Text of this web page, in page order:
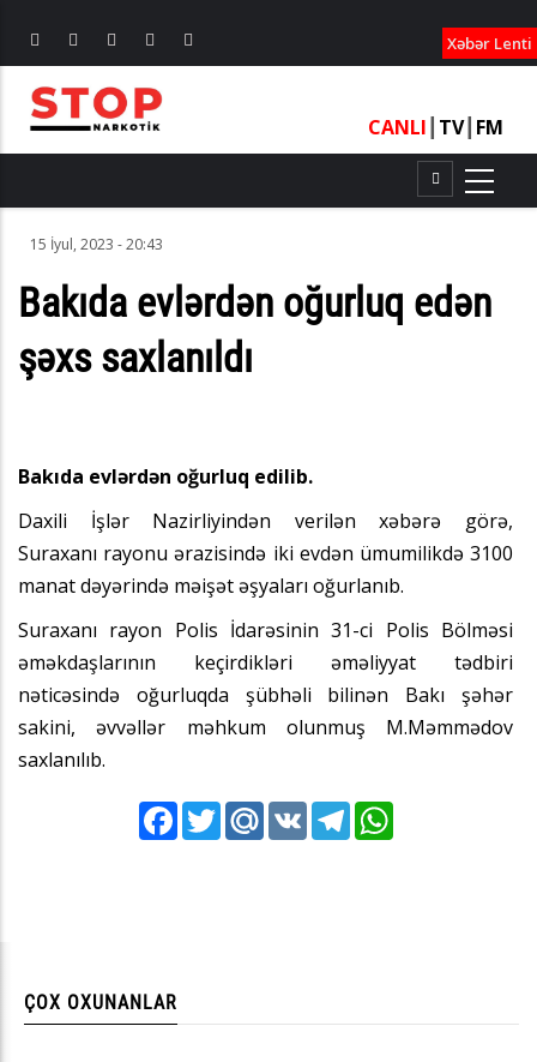
Xəbər Lenti
CANLI TV┃ FM
15 İyul, 2023 - 20:43
Bakıda evlərdən oğurluq edən
şəxs saxlanıldı
Bakıda evlərdən oğurluq edilib.
Daxili İşlər Nazirliyindən verilən xəbərə görə,
Suraxanı rayonu ərazisində iki evdən ümumilikdə 3100
manat dəyərində məişət əşyaları oğurlanıb.
Suraxanı rayon Polis İdarəsinin 31-ci Polis Bölməsi
əməkdaşlarının keçirdikləri əməliyyat tədbiri
nəticəsində oğurluqda şübhəli bilinən Bakı şəhər
sakini, əvvəllər məhkum olunmuş M.Məmmədov
saxlanılıb.
FacebookTwitterMail.RuVK Telegram
ÇOX OXUNANLAR